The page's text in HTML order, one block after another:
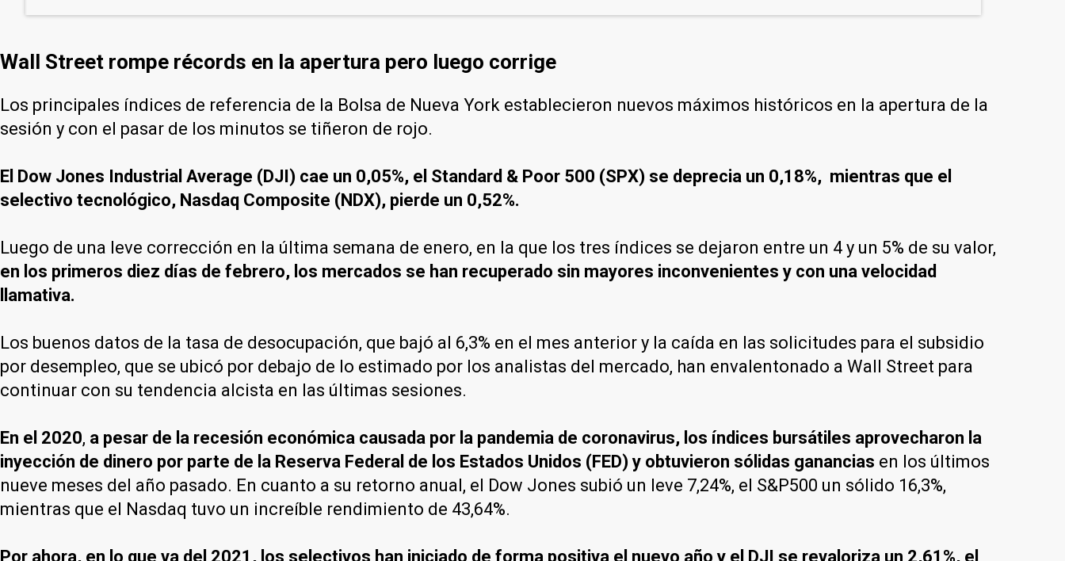
Wall Street rompe récords en la apertura pero luego corrige
Los principales índices de referencia de la Bolsa de Nueva York establecieron nuevos máximos históricos en la apertura de la
sesión y con el pasar de los minutos se tiñeron de rojo.
El Dow Jones Industrial Average (DJI) cae un 0,05%, el Standard & Poor 500 (SPX) se deprecia un 0,18%, mientras que el
selectivo tecnológico, Nasdaq Composite (NDX), pierde un 0,52%.
Luego de una leve corrección en la última semana de enero, en la que los tres índices se dejaron entre un 4 y un 5% de su valor,
en los primeros diez días de febrero, los mercados se han recuperado sin mayores inconvenientes y con una velocidad
llamativa.
Los buenos datos de la tasa de desocupación, que bajó al 6,3% en el mes anterior y la caída en las solicitudes para el subsidio
por desempleo, que se ubicó por debajo de lo estimado por los analistas del mercado, han envalentonado a Wall Street para
continuar con su tendencia alcista en las últimas sesiones.
En el 2020, a pesar de la recesión económica causada por la pandemia de coronavirus, los índices bursátiles aprovecharon la
inyección de dinero por parte de la Reserva Federal de los Estados Unidos (FED) y obtuvieron sólidas ganancias en los últimos
nueve meses del año pasado. En cuanto a su retorno anual, el Dow Jones subió un leve 7,24%, el S&P500 un sólido 16,3%,
mientras que el Nasdaq tuvo un increíble rendimiento de 43,64%.
Por ahora, en lo que va del 2021, los selectivos han iniciado de forma positiva el nuevo año y el DJI se revaloriza un 2,61%, el